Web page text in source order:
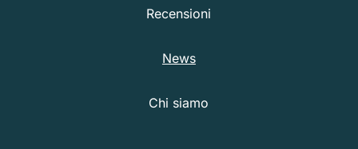
Recensioni
News
Chi siamo